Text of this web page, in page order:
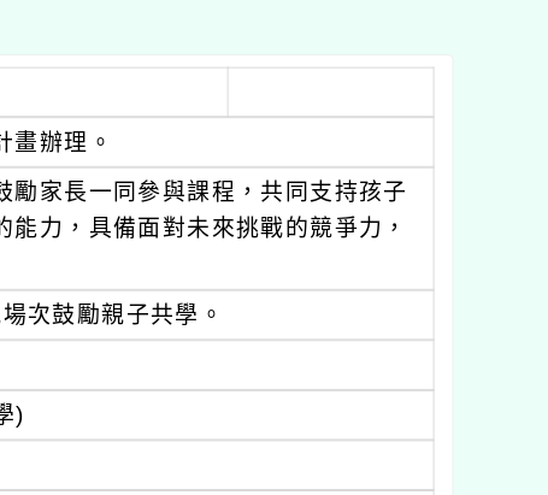
畫辦理。
家長一同參與課程，共同支持孩子
力，具備面對未來挑戰的競爭力，
次鼓勵親子共學。
)